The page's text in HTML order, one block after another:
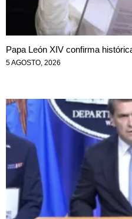
Papa León XIV confirma
5 AGOSTO, 2026